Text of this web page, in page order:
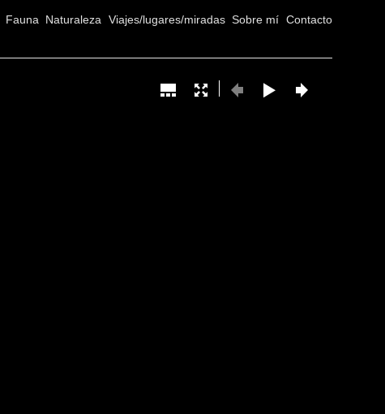
Fauna Naturaleza Viajes/lugares/miradas Sobre mí Contacto